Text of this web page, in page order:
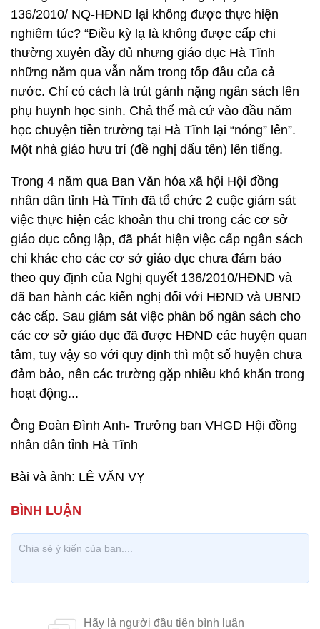
136/2010/ NQ-HĐND lại không được thực hiện
nghiêm túc? “Điều kỳ lạ là không được cấp chi
thường xuyên đầy đủ nhưng giáo dục Hà Tĩnh
những năm qua vẫn nằm trong tốp đầu của cả
nước. Chỉ có cách là trút gánh nặng ngân sách lên
phụ huynh học sinh. Chả thế mà cứ vào đầu năm
học chuyện tiền trường tại Hà Tĩnh lại “nóng” lên”.
Một nhà giáo hưu trí (đề nghị dấu tên) lên tiếng.
Trong 4 năm qua Ban Văn hóa xã hội Hội đồng
nhân dân tỉnh Hà Tĩnh đã tổ chức 2 cuộc giám sát
việc thực hiện các khoản thu chi trong các cơ sở
giáo dục công lập, đã phát hiện việc cấp ngân sách
chi khác cho các cơ sở giáo dục chưa đảm bảo
theo quy định của Nghị quyết 136/2010/HĐND và
đã ban hành các kiến nghị đối với HĐND và UBND
các cấp. Sau giám sát việc phân bổ ngân sách cho
các cơ sở giáo dục đã được HĐND các huyện quan
tâm, tuy vậy so với quy định thì một số huyện chưa
đảm bảo, nên các trường gặp nhiều khó khăn trong
hoạt động...
Ông Đoàn Đình Anh- Trưởng ban VHGD Hội đồng
nhân dân tỉnh Hà Tĩnh
Bài và ảnh: LÊ VĂN VỴ